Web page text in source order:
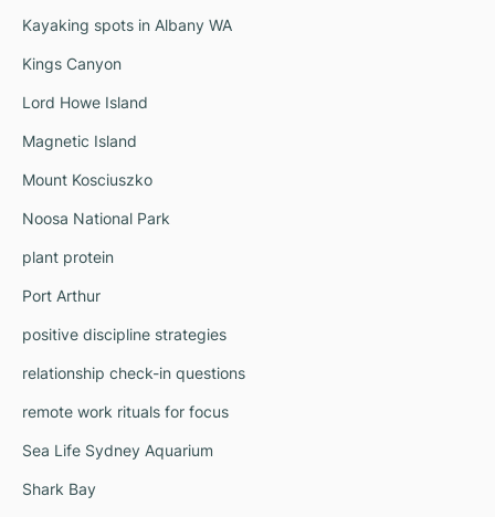
Kayaking spots in Albany WA
Kings Canyon
Lord Howe Island
Magnetic Island
Mount Kosciuszko
Noosa National Park
plant protein
Port Arthur
positive discipline strategies
relationship check-in questions
remote work rituals for focus
Sea Life Sydney Aquarium
Shark Bay